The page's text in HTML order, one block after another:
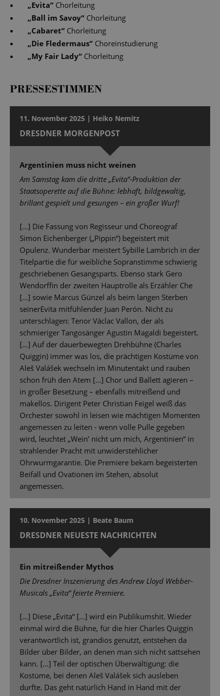
„Evita“ Chorleitung
„Ball im Savoy“ Chorleitung
„Cabaret“ Chorleitung
„Die Fledermaus“ Choreinstudierung
„My Fair Lady“ Chorleitung
PRESSESTIMMEN
11. November 2025 | Heiko Nemitz
DRESDNER MORGENPOST
Argentinien muss nicht weinen
Am Samstag kam die dritte „Evita“-Produktion der
Staatsoperette auf die Bühne: lebhaft, bildgewaltig,
brillant gespielt und gesungen – ein großer Wurf!
[...] Die Fassung von Regisseur und Choreograf
Simon Eichenberger („Pippin“) begeistert mit
Opulenz. Wunderbar meistert Sybille Lambrich in der
Titelpartie die für weibliche Sopranstimme schwierig
geschriebenen Gesangsparts. Ebenso stark Gero
Wendorffin der zweiten Hauptrolle als Erzähler Che
[…] sowie Marcus Günzel als beim langen Sterben
seinerEvita mitfühlender Juan Perón. Nicht zu
unterschlagen: Tenor Václac Vallon, der als
schmieriger Tangosänger Agustin Magaldi begeistert.
[…] Auf der dauerbewegten Drehbühne (Charles
Quiggin) immer was los, die prächtigen Kostüme von
Aleš Valášek wechseln im Minutentakt und rauben
schon früh den Atem […] Chor und Ballett agieren –
in großer Besetzung – ebenfalls mitreißend und
makellos. Dirigent Peter Christian Feigel weiß das
Orchester sowohl in leisen wie mächtigen Momenten
angemessen zu leiten - wenn volle Pulle gegeben
wird, leuchtet „Wein’ nicht um mich, Argentinien“ in
strahlender Pracht mit unwiderstehlicher
Ohrwurmgarantie. Die Premiere bekam begeisterten
Beifall und Ovationen im Stehen, absolut
angemessen.
10. November 2025 | Beate Baum
DRESDNER NEUESTE NACHRICHTEN
Ein mitreißender Mythos
Die Dresdner Inszenierung des Andrew Lloyd Webber-
Musicals „Evita“ feierte Premiere.
[…] Diese „Evita“ […] wird ein Publikumshit. Wieder
einmal wird die Bühne, für die hier Charles Quiggin
verantwortlich ist, grandios genutzt, entstehen da
Bilder über Bilder, an denen man sich nicht sattsehen
kann. […] Teil der optischen Überwältigung: die
Kostüme, bei denen Aleš Valášek sich ausleben
durfte. Das geht natürlich Hand in Hand mit der